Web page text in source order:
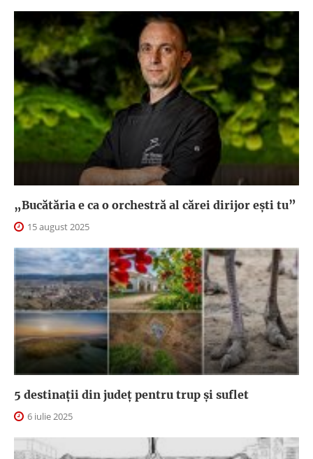
„Bucătăria e ca o orchestră al cărei dirijor ești tu”
15 august 2025
5 destinații din județ pentru trup și suflet
6 iulie 2025